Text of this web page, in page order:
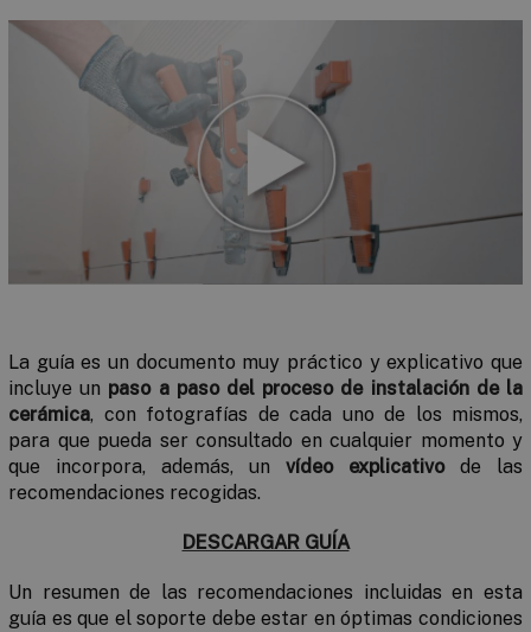
La guía es un documento muy práctico y explicativo que
incluye un paso a paso del proceso de instalación de la
cerámica, con fotografías de cada uno de los mismos,
para que pueda ser consultado en cualquier momento y
que incorpora, además, un vídeo explicativode las
recomendaciones recogidas.
DESCARGAR GUÍA
Un resumen de las recomendaciones incluidas en esta
guía es que el soporte debe estar en óptimas condiciones